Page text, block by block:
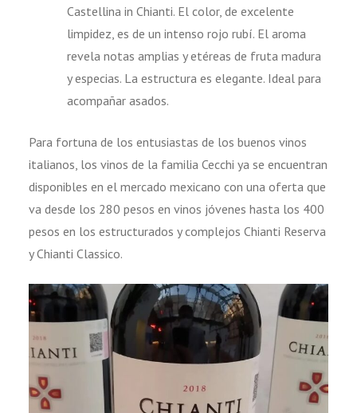
Castellina in Chianti. El color, de excelente
limpidez, es de un intenso rojo rubí. El aroma
revela notas amplias y etéreas de fruta madura
y especias. La estructura es elegante. Ideal para
acompañar asados.
Para fortuna de los entusiastas de los buenos vinos
italianos, los vinos de la familia Cecchi ya se encuentran
disponibles en el mercado mexicano con una oferta que
va desde los 280 pesos en vinos jóvenes hasta los 400
pesos en los estructurados y complejos Chianti Reserva
y Chianti Classico.